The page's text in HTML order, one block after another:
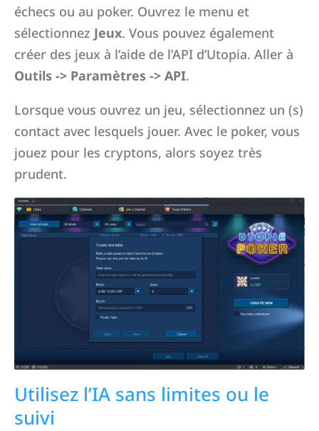
échecs ou au poker. Ouvrez le menu et
sélectionnez Jeux. Vous pouvez également
créer des jeux à l’aide de l’API d’Utopia. Aller à
Outils -> Paramètres -> API.
Lorsque vous ouvrez un jeu, sélectionnez un (s)
contact avec lesquels jouer. Avec le poker, vous
jouez pour les cryptons, alors soyez très
prudent.
Utilisez l’IA sans limites ou le
suivi